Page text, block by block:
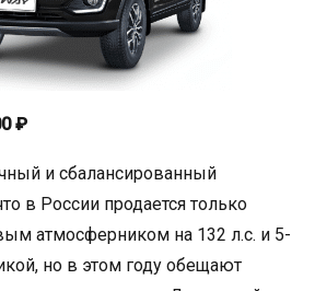
₽
и сбалансированный
в России продается только
атмосферником на 132 л.с. и 5-
но в этом году обещают